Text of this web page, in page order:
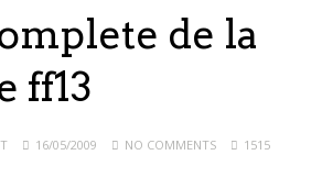
de la
ff13
16/05/2009 NO COMMENTS
1515